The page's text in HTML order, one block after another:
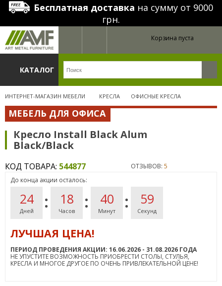
Бесплатная доставка на сумму от 9000
грн.
Корзина пуста
КАТАЛОГ
ИНТЕРНЕТ-МАГАЗИН МЕБЕЛИ КРЕСЛА ОФИСНЫЕ КРЕСЛА
МЕБЕЛЬ ДЛЯ ОФИСА
Кресло Install Black Alum
Black/Black
КОД ТОВАРА: 544877 ОТЗЫВОВ: 5
До конца акции осталось:
Дней
24
Часов
18
Минут
40
Секунд
59
ЛУЧШАЯ ЦЕНА!
ПЕРИОД ПРОВЕДЕНИЯ АКЦИИ: 16.06.2026 - 31.08.2026 ГОДА
НЕ УПУСТИТЕ ВОЗМОЖНОСТЬ ПРИОБРЕСТИ СТОЛЫ, СТУЛЬЯ,
КРЕСЛА И МНОГОЕ ДРУГОЕ ПО ОЧЕНЬ ПРИВЛЕКАТЕЛЬНОЙ ЦЕНЕ!